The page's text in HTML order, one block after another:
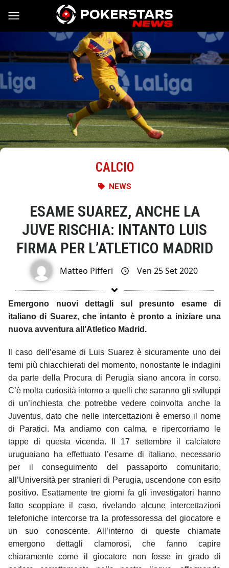
Vai al contenuto
CALCIO
NEWS
ESAME SUAREZ, ANCHE LA
JUVE RISCHIA: INTANTO LUIS
FIRMA PER L’ATLETICO MADRID
Matteo Pifferi Ven 25 Set 2020
Emergono nuovi dettagli sul presunto esame di
italiano di Suarez, che intanto è pronto a iniziare una
nuova avventura all’Atletico Madrid.
Il caso dell’esame di Luis Suarez è sicuramente uno dei
temi più chiacchierati del momento, nonostante le indagini
da parte della Procura di Perugia siano ancora in corso.
C’è molta curiosità intorno a quelli che saranno gli sviluppi
di un’inchiesta che potrebbe vedere coinvolta anche la
Juventus, dato che nelle intercettazioni è emerso il nome
di Paratici. Ma andiamo con calma, e ripercorriamo le
tappe di questa vicenda. Il 17 settembre il calciatore
uruguaiano ha effettuato l’esame di italiano, necessario
per il conseguimento del passaporto comunitario,
all’Università per stranieri di Perugia, uscendone con esito
positivo. Esattamente tre giorni fa gli investigatori hanno
fatto scoppiare il caso, rivelando alcune intercettazioni
telefoniche intercorse tra la professoressa del giocatore e
un suo conoscente. All’interno di queste chiamate
emergono dettagli clamorosi, che fanno capire
chiaramente come il giocatore non fosse in grado di